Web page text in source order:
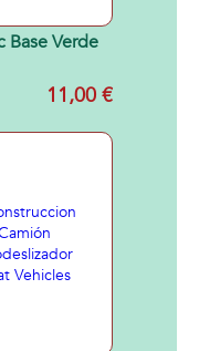
Base Verde
11,00 €